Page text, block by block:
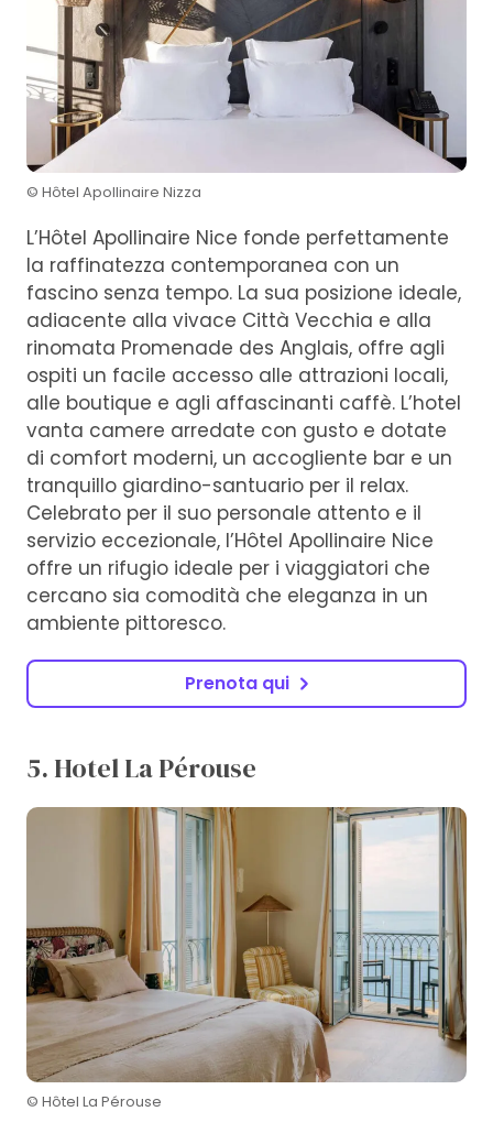
© Hôtel Apollinaire Nizza
L’Hôtel Apollinaire Nice fonde perfettamente
la raffinatezza contemporanea con un
fascino senza tempo. La sua posizione ideale,
adiacente alla vivace Città Vecchia e alla
rinomata Promenade des Anglais, offre agli
ospiti un facile accesso alle attrazioni locali,
alle boutique e agli affascinanti caffè. L’hotel
vanta camere arredate con gusto e dotate
di comfort moderni, un accogliente bar e un
tranquillo giardino-santuario per il relax.
Celebrato per il suo personale attento e il
servizio eccezionale, l’Hôtel Apollinaire Nice
offre un rifugio ideale per i viaggiatori che
cercano sia comodità che eleganza in un
ambiente pittoresco.
Prenota qui
5. Hotel La Pérouse
© Hôtel La Pérouse